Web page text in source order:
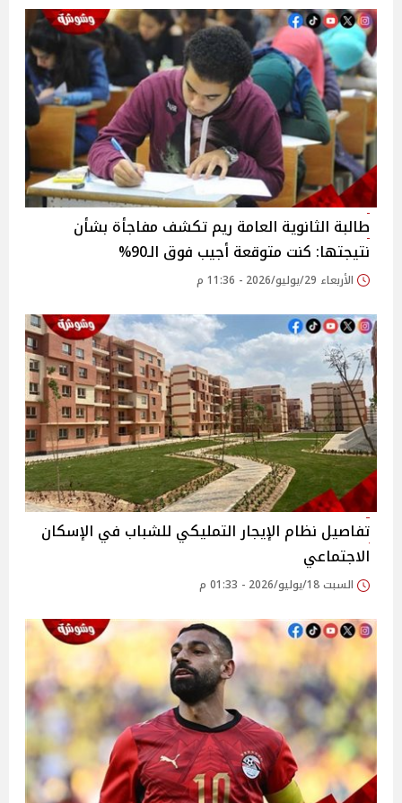
طالبة الثانوية العامة ريم تكشف مفاجأة بشأن
نتيجتها: كنت متوقعة أجيب فوق الـ90%
الأربعاء 29/يوليو/2026 - 11:36 م
تفاصيل نظام الإيجار التمليكي للشباب في الإسكان
الاجتماعي
السبت 18/يوليو/2026 - 01:33 م